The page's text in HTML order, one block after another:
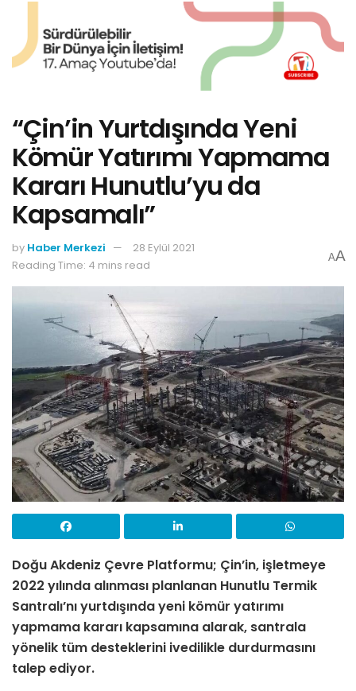
“Çin’in Yurtdışında Yeni
Kömür Yatırımı Yapmama
Kararı Hunutlu’yu da
Kapsamalı”
by Haber Merkezi
28 Eylül 2021
Reading Time: 4 mins read
AA
Doğu Akdeniz Çevre Platformu; Çin’in, işletmeye
2022 yılında alınması planlanan Hunutlu Termik
Santralı’nı yurtdışında yeni kömür yatırımı
yapmama kararı kapsamına alarak, santrala
yönelik tüm desteklerini ivedilikle durdurmasını
talep ediyor.